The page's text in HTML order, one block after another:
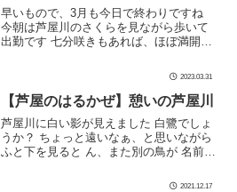
早いもので、3月も今日で終わりですね
今朝は芦屋川のさくらを見ながら歩いて
出勤です 七分咲きもあれば、ほぼ満開の
癒されます 4月2日(日)には4年ぶりに「芦
屋さくらまつり」が開催され […]
2023.03.31
【芦屋のはるかぜ】憩いの芦屋川
芦屋川に白い影が見えました 白鷺でしょ
うか？ ちょっと遠いなぁ、と思いながら
ふと下を見ると ん、また別の鳥が 名前は
冷たいと思いますが、 芦屋川は野鳥の憩
2021.12.17